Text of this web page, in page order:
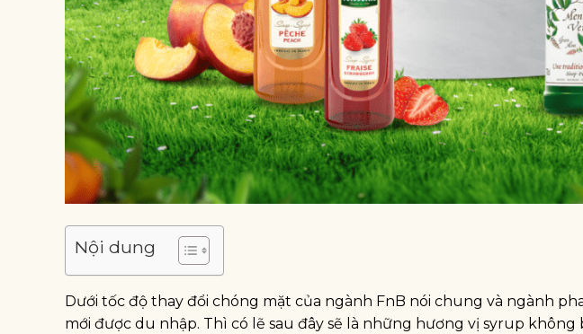
Nội dung
Dưới tốc độ thay đổi chóng mặt của ngành FnB nói chung và ngành
mới được du nhập. Thì có lẽ sau đây sẽ là những hương vị syrup không